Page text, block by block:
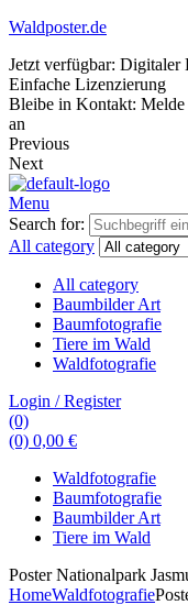
Waldposter.de
Jetzt verfügbar: Digitaler
Einfache Lizenzierung
Bleibe in Kontakt: Melde
an
Previous
Next
Menu
Search for:
All category
All category
Baumbilder Art
Baumfotografie
Tiere im Wald
Waldfotografie
Login / Register
(0)
(0) 0,00 €
Waldfotografie
Baumfotografie
Baumbilder Art
Tiere im Wald
Poster Nationalpark
HomeWaldfotografie